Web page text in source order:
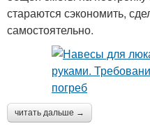
стараются сэкономить,
самостоятельно.
читать дальше →